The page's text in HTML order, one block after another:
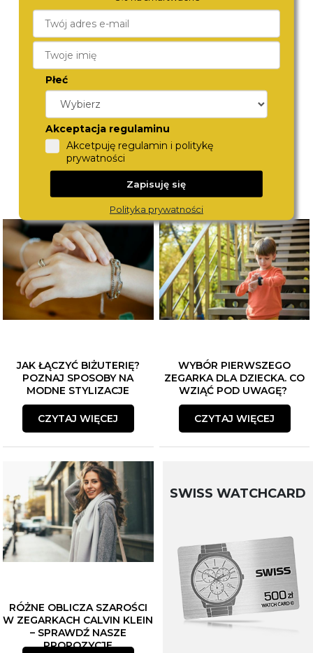
BERING
11429-753
890,-
MK7466
JAK ŁĄCZYĆ BIŻUTERIĘ?
POZNAJ SPOSOBY NA
MODNE STYLIZACJE
CZYTAJ WIĘCEJ
WYBÓR PIERWSZEGO
ZEGARKA DLA DZIECKA. CO
WZIĄĆ POD UWAGĘ?
CZYTAJ WIĘCEJ
RÓŻNE OBLICZA SZAROŚCI
W ZEGARKACH CALVIN KLEIN
– SPRAWDŹ NASZE
PROPOZYCJE
SWISS WATCHCARD
Płeć
Akceptacja regulaminu
Akcetpuję regulamin i politykę
prywatności
Zapisuję się
Polityka prywatności